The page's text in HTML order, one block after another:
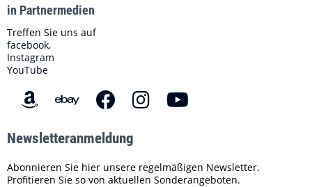
in Partnermedien
Treffen Sie uns auf
facebook,
Instagram
YouTube
Newsletteranmeldung
Abonnieren Sie hier unsere regelmäßigen Newsletter.
Profitieren Sie so von aktuellen Sonderangeboten.